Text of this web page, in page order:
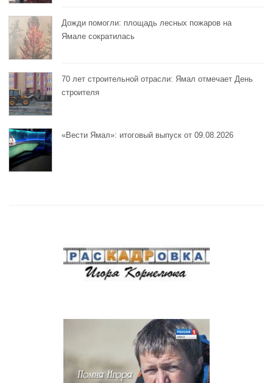
Дожди помогли: площадь лесных пожаров на
Ямале сократилась
70 лет строительной отрасли: Ямал отмечает День
строителя
«Вести Ямал»: итоговый выпуск от 09.08.2026